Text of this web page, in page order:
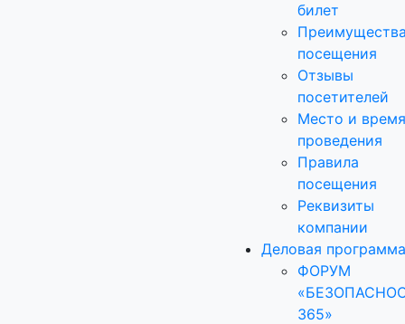
билет
посещения
Отзывы
посетителей
Место и время
проведения
Правила
посещения
Реквизиты
компании
Деловая программа
ФОРУМ
365»